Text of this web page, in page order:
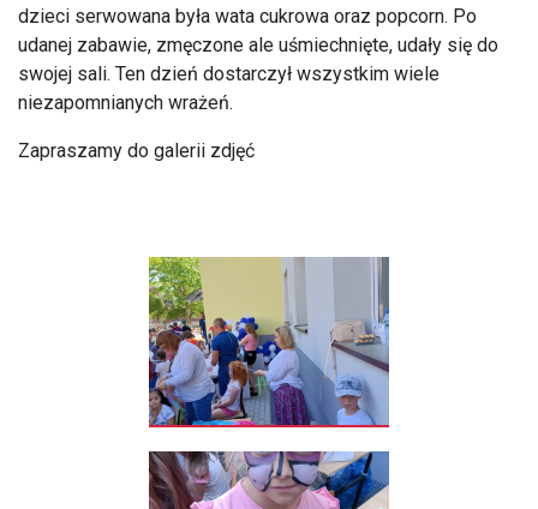
dzieci serwowana była wata cukrowa oraz popcorn. Po
udanej zabawie, zmęczone ale uśmiechnięte, udały się do
swojej sali. Ten dzień dostarczył wszystkim wiele
niezapomnianych wrażeń.
Zapraszamy do galerii zdjęć